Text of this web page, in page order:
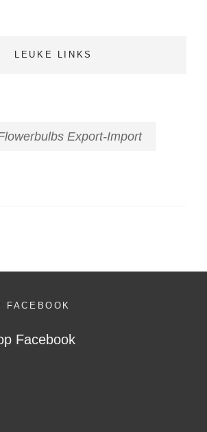
LEUKE LINKS
Export-Import
FACEBOOK
Facebook